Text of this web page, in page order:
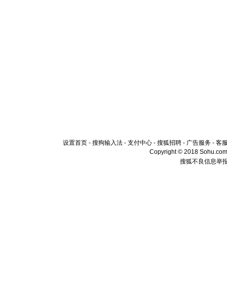
设置首页 - 搜狗输入法 - 支付中心 - 搜狐招聘 - 广告服务 - 客
Copyright © 2018
搜狐不良信息举